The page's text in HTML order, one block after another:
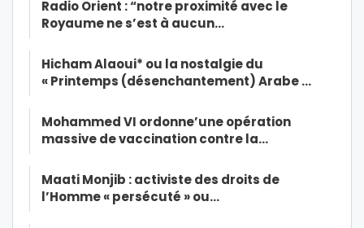
Radio Orient : “notre proximité avec le
Royaume ne s’est à aucun…
Hicham Alaoui* ou la nostalgie du
« Printemps (désenchantement) Arabe …
Mohammed VI ordonne’une opération
massive de vaccination contre la…
Maati Monjib : activiste des droits de
l’Homme « persécuté » ou…